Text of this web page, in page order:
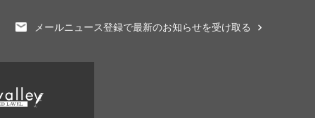
メールニュース登録で最新のお知らせを受け取る